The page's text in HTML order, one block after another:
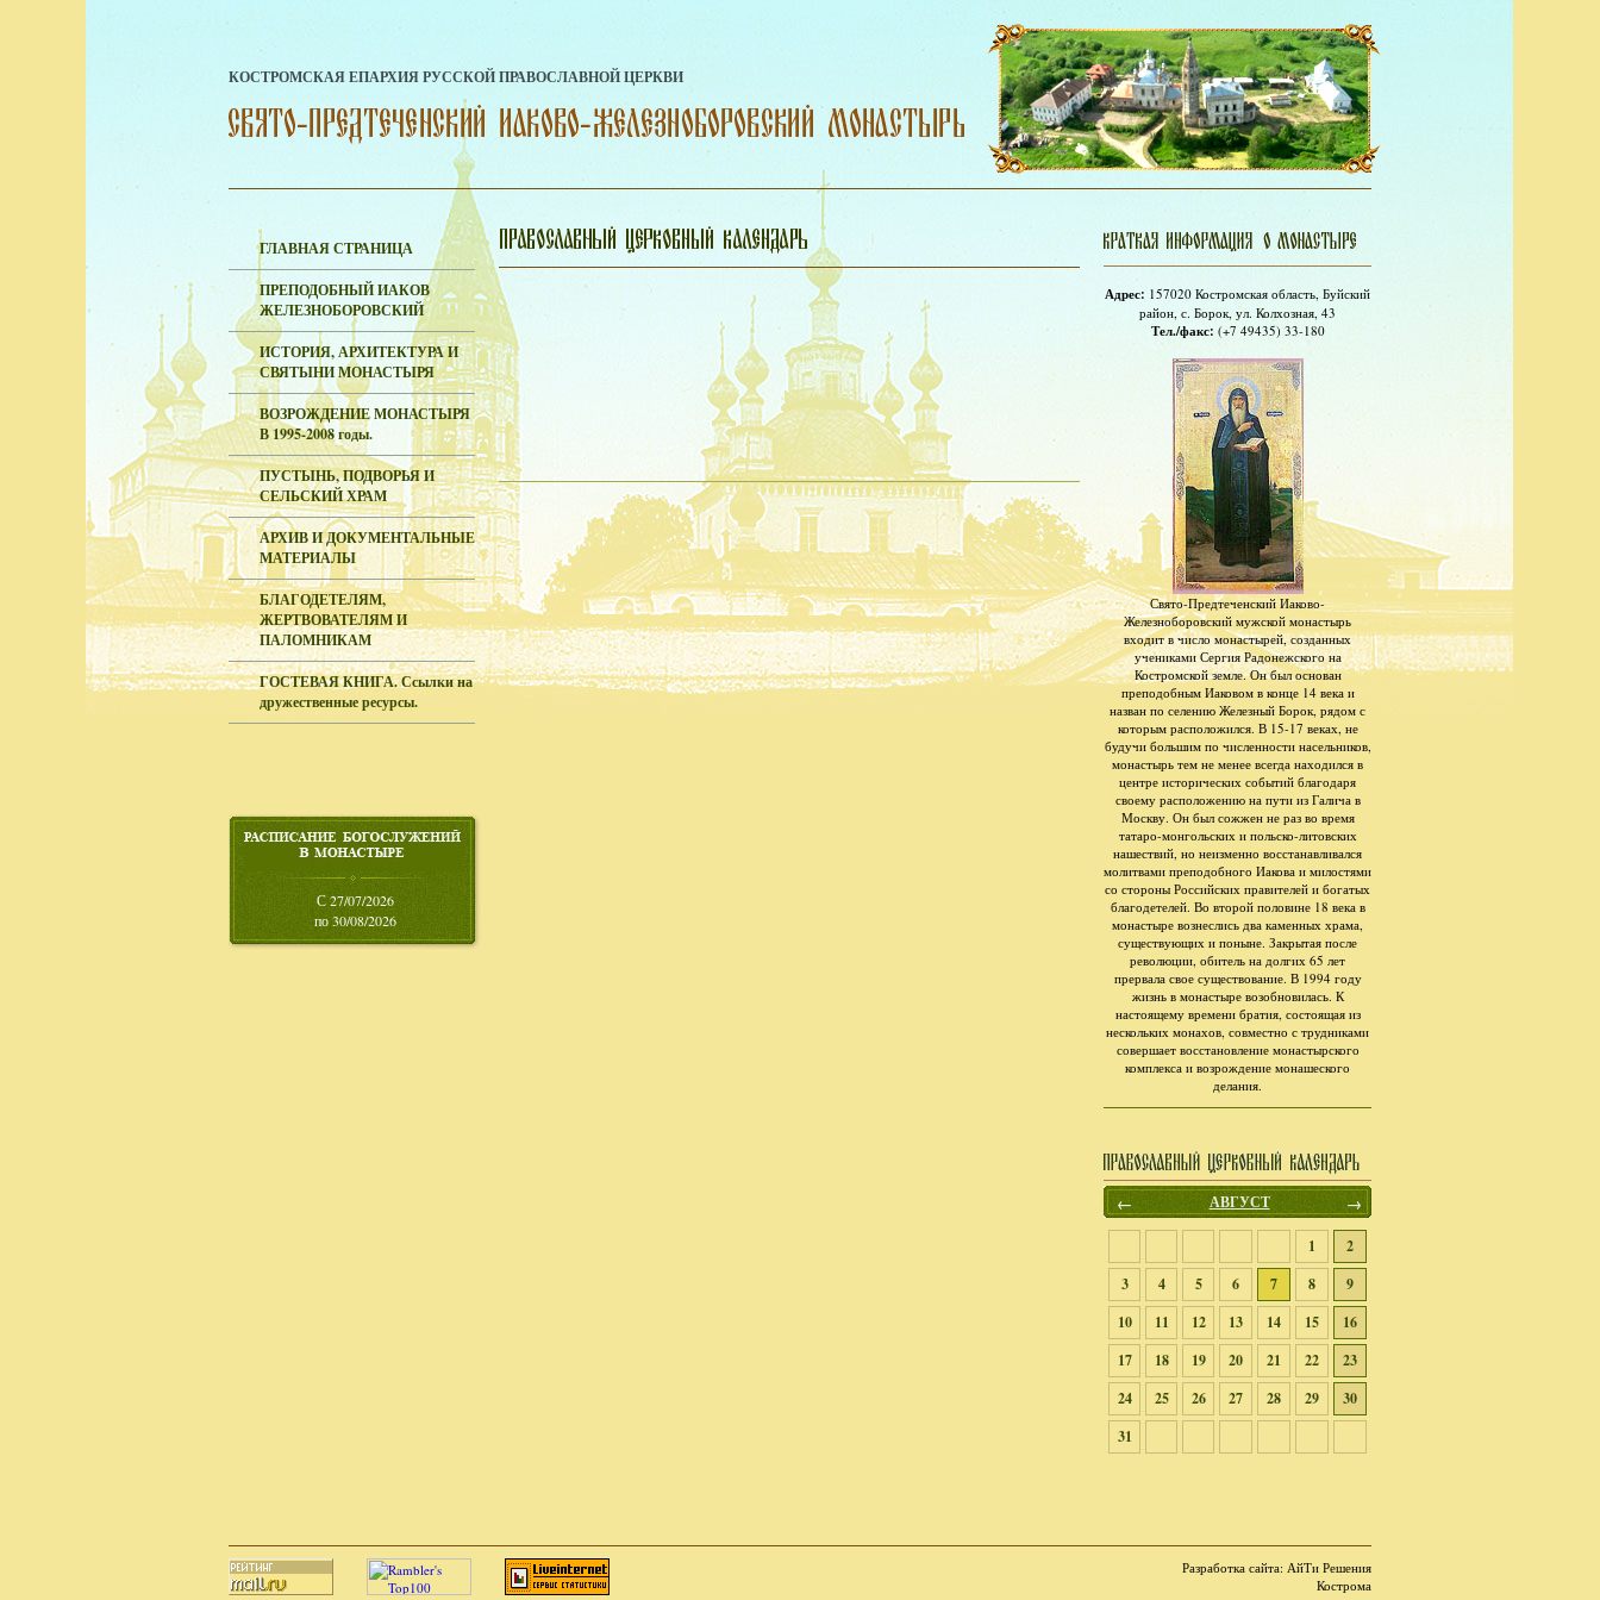
КОСТРОМСКАЯ ЕПАРХИЯ РУССКОЙ ПРАВОСЛАВНОЙ ЦЕРКВИ
ГЛАВНАЯ СТРАНИЦА
ПРЕПОДОБНЫЙ ИАКОВ
ЖЕЛЕЗНОБОРОВСКИЙ
ИСТОРИЯ, АРХИТЕКТУРА И
СВЯТЫНИ МОНАСТЫРЯ
ВОЗРОЖДЕНИЕ МОНАСТЫРЯ
В 1995-2008 годы.
ПУСТЫНЬ, ПОДВОРЬЯ И
СЕЛЬСКИЙ ХРАМ
АРХИВ И ДОКУМЕНТАЛЬНЫЕ
МАТЕРИАЛЫ
БЛАГОДЕТЕЛЯМ,
ЖЕРТВОВАТЕЛЯМ И
ПАЛОМНИКАМ
ГОСТЕВАЯ КНИГА. Ссылки на
дружественные ресурсы.
С 27/07/2026
по 30/08/2026
Адрес: 157020 Костромская область, Буйский
район, с. Борок, ул. Колхозная, 43
Тел./факс: (+7 49435) 33-180
Свято-Предтеченский Иаково-
Железноборовский мужской монастырь
входит в число монастырей, созданных
учениками Сергия Радонежского на
Костромской земле. Он был основан
преподобным Иаковом в конце 14 века и
назван по селению Железный Борок, рядом с
которым расположился. В 15-17 веках, не
будучи большим по численности насельников,
монастырь тем не менее всегда находился в
центре исторических событий благодаря
своему расположению на пути из Галича в
Москву. Он был сожжен не раз во время
татаро-монгольских и польско-литовских
нашествий, но неизменно восстанавливался
молитвами преподобного Иакова и милостями
со стороны Российских правителей и богатых
благодетелей. Во второй половине 18 века в
монастыре вознеслись два каменных храма,
существующих и поныне. Закрытая после
революции, обитель на долгих 65 лет
прервала свое существование. В 1994 году
жизнь в монастыре возобновилась. К
настоящему времени братия, состоящая из
нескольких монахов, совместно с трудниками
совершает восстановление монастырского
комплекса и возрождение монашеского
делания.
← АВГУСТ →
1
2
3
4 5 6 7 8
9
10
11 12 13 14 15
16
17
18 19 20 21 22
23
24
25 26 27 28 29
30
31
Разработка сайта: АйТи Решения
Кострома